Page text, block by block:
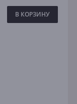
В КОРЗИНУ